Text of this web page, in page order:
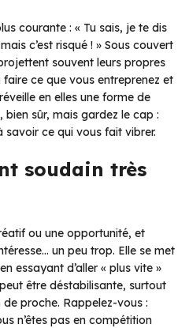
courante : « Tu sais, je te dis
c’est risqué ! » Sous couvert
souvent leurs propres
faire ce que vous entreprenez et
en elles une forme de
bien sûr, mais gardez le cap :
savoir ce qui vous fait vibrer.
soudain très
ou une opportunité, et
un peu trop. Elle se met
essayant d’aller « plus vite »
être déstabilisante, surtout
de proche. Rappelez-vous :
n’êtes pas en compétition